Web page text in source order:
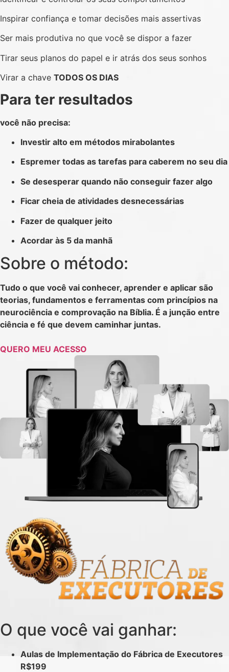
Inspirar confiança e tomar decisões mais assertivas
Ser mais produtiva no que você se dispor a fazer
Tirar seus planos do papel e ir atrás dos seus sonhos
Virar a chave TODOS OS DIAS
Para ter resultados
você não precisa:
Investir alto em métodos mirabolantes
Espremer todas as tarefas para caberem no seu dia
Se desesperar quando não conseguir fazer algo
Ficar cheia de atividades desnecessárias
Fazer de qualquer jeito
Acordar às 5 da manhã
Sobre o método:
Tudo o que você vai conhecer, aprender e aplicar são
teorias, fundamentos e ferramentas com princípios na
neurociência e comprovação na Bíblia. É a junção entre
ciência e fé que devem caminhar juntas.
QUERO MEU ACESSO
O que você vai ganhar:
Aulas de Implementação do Fábrica de Executores
R$199